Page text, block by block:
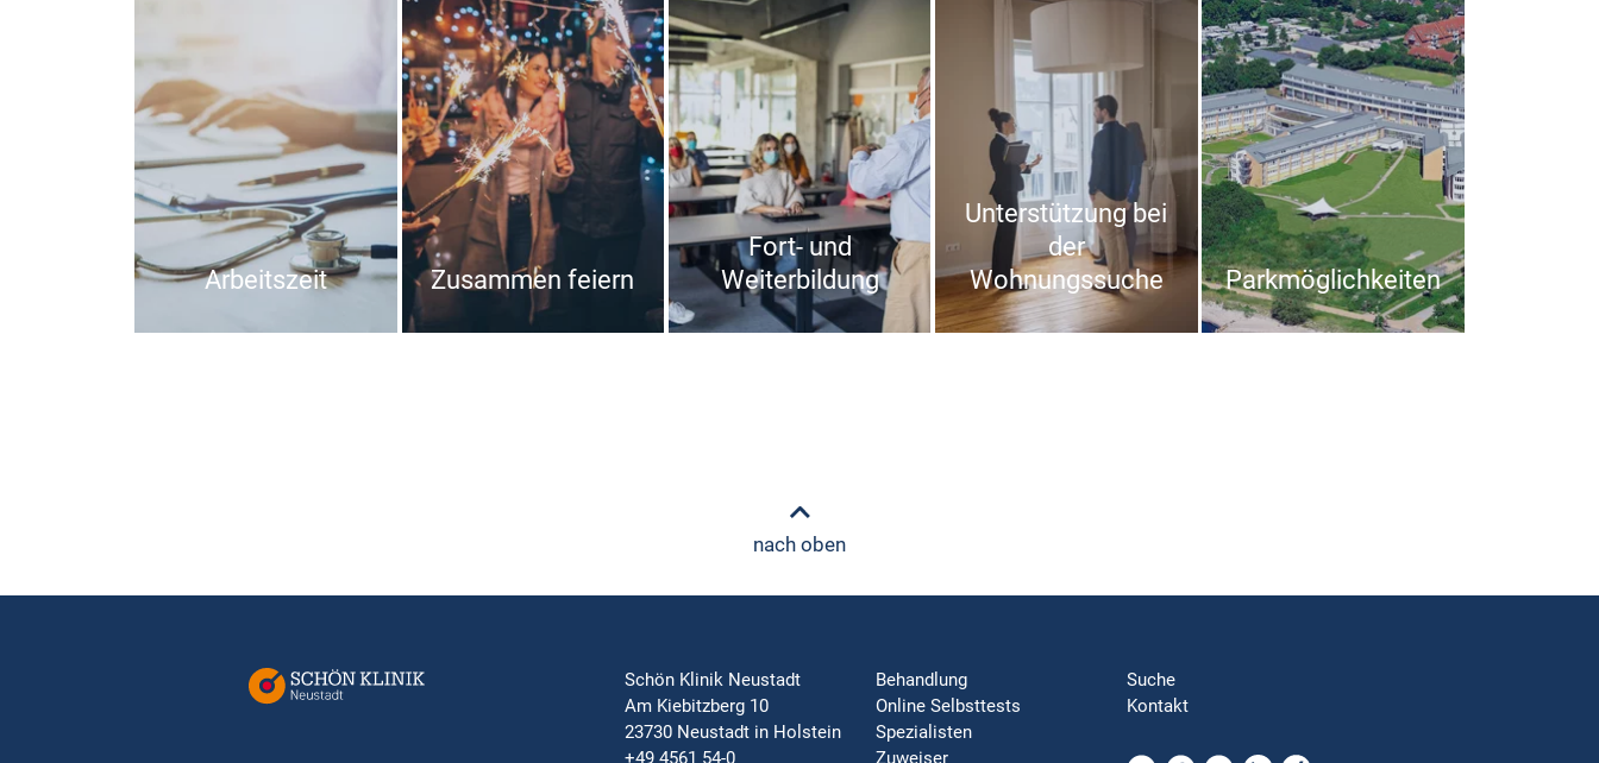
Arbeitszeit Zusammen feiern
Fort- und
Weiterbildung
Unterstützung bei
der
Wohnungssuche
Parkmöglichkeiten
nach oben
Schön Klinik Neustadt
Am Kiebitzberg 10
23730 Neustadt in Holstein
+49 4561 54-0
Behandlung
Online Selbsttests
Spezialisten
Zuweiser
Suche
Kontakt